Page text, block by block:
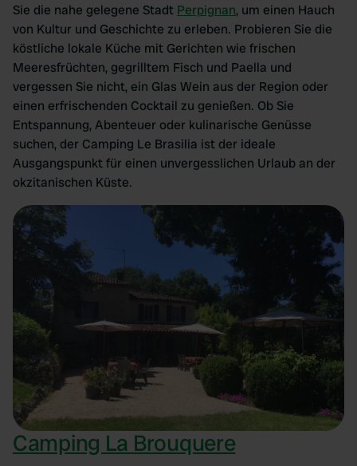
Sie die nahe gelegene Stadt Perpignan, um einen Hauch
von Kultur und Geschichte zu erleben. Probieren Sie die
köstliche lokale Küche mit Gerichten wie frischen
Meeresfrüchten, gegrilltem Fisch und Paella und
vergessen Sie nicht, ein Glas Wein aus der Region oder
einen erfrischenden Cocktail zu genießen. Ob Sie
Entspannung, Abenteuer oder kulinarische Genüsse
suchen, der Camping Le Brasilia ist der ideale
Ausgangspunkt für einen unvergesslichen Urlaub an der
okzitanischen Küste.
Camping La Brouquere